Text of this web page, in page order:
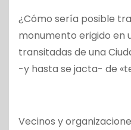
¿Cómo sería posible
monumento erigido en
transitadas de una
-y hasta se jacta- de
Vecinos y